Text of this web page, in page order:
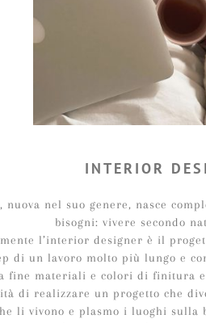
INTERIOR
nuova nel suo genere, nasce
bisogni: vivere secondo
l’interior designer è il
di un lavoro molto più lungo e
materiali e colori di finitura
di realizzare un progetto che
li vivono e plasmo i luoghi sulla